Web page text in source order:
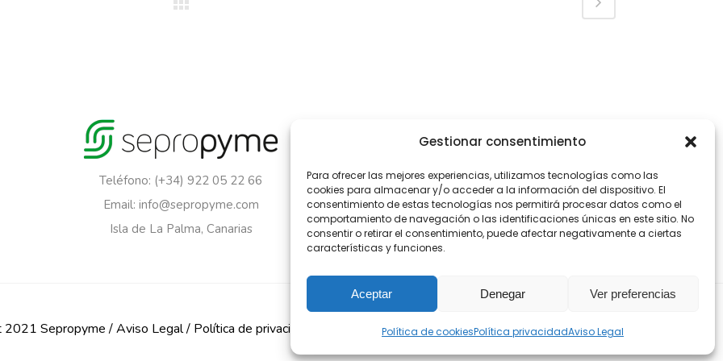
Gestionar consentimiento
Para ofrecer las mejores experiencias, utilizamos tecnologías como las
cookies para almacenar y/o acceder a la información del dispositivo. El
consentimiento de estas tecnologías nos permitirá procesar datos como el
comportamiento de navegación o las identificaciones únicas en este sitio. No
consentir o retirar el consentimiento, puede afectar negativamente a ciertas
características y funciones.
Aceptar Denegar Ver preferencias
Política de cookiesPolítica privacidadAviso Legal
Teléfono: (+34) 922 05 22 66
Email: info@sepropyme.com
Isla de La Palma, Canarias
2021 Sepropyme /Aviso Legal/ Política de privacidad Política de Cookies